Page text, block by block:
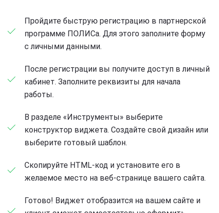
Пройдите быструю регистрацию в партнерской
программе ПОЛИСа. Для этого заполните форму
с личными данными.
После регистрации вы получите доступ в личный
кабинет. Заполните реквизиты для начала
работы.
В разделе «Инструменты» выберите
конструктор виджета. Создайте свой дизайн или
выберите готовый шаблон.
Скопируйте HTML-код и установите его в
желаемое место на веб-странице вашего сайта.
Готово! Виджет отобразится на вашем сайте и